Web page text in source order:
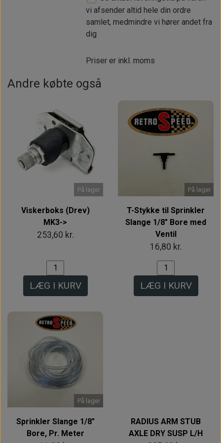
vi afsender altid hele din ordre
samlet, medmindre vi hører andet fra
dig
Priser er inkl. moms
Andre købte også
På lager
Viskerboks (Drev)
MK3->
253,60 kr.
LÆG I KURV
På lager
T-Stykke til Sprinkler
Slange 1/8" Bore med
Ventil
16,80 kr.
LÆG I KURV
På lager
Sprinkler Slange 1/8"
Bore, Pr. Meter
RADIUS ARM STUB
AXLE DRY SUSP L/H